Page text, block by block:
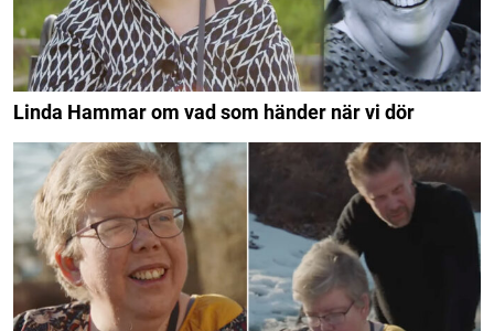
Linda Hammar om vad som händer när vi dör